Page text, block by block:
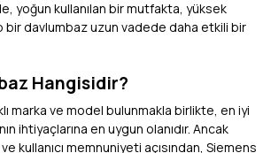
yoğun kullanılan bir mutfakta, yüksek
bir davlumbaz uzun vadede daha etkili bir
Hangisidir?
marka ve model bulunmakla birlikte, en iyi
ihtiyaçlarına en uygun olanıdır. Ancak
kullanıcı memnuniyeti açısından, Siemens